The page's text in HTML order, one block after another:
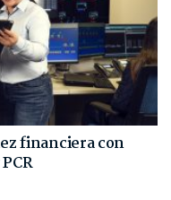
financiera con